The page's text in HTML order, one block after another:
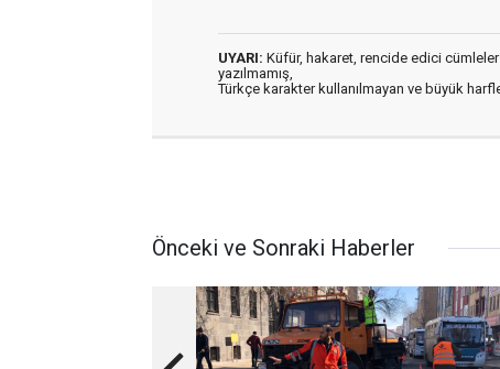
UYARI: Küfür, hakaret, rencide edici cümleler
yazılmamış,
Türkçe karakter kullanılmayan ve büyük
Önceki ve Sonraki Haberler